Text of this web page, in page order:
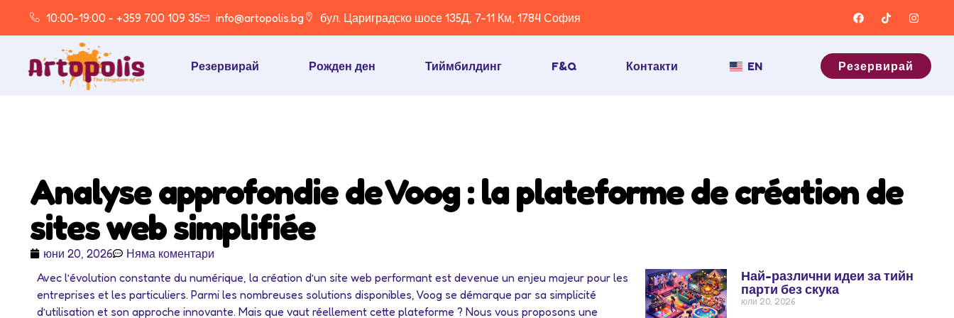
10:00-19:00 - +359 700 109 35 info@artopolis.bg бул. Цариградско шосе 135Д, 7-11 Км, 1784 София
Резервирай Рожден ден Тиймбилдинг F&Q Контакти EN Резервирай
Analyse approfondie de Voog : la plateforme de création de
sites web simplifiée
юни 20, 2026
Няма коментари
Avec l’évolution constante du numérique, la création d’un site web performant est devenue un enjeu majeur pour les
entreprises et les particuliers. Parmi les nombreuses solutions disponibles, Voog se démarque par sa simplicité
d’utilisation et son approche innovante. Mais que vaut réellement cette plateforme ? Nous vous proposons une
Най-различни идеи за тийн
парти без скука
юли 20, 2026